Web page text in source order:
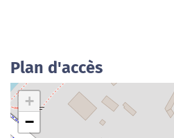
Plan d'accès
+
−